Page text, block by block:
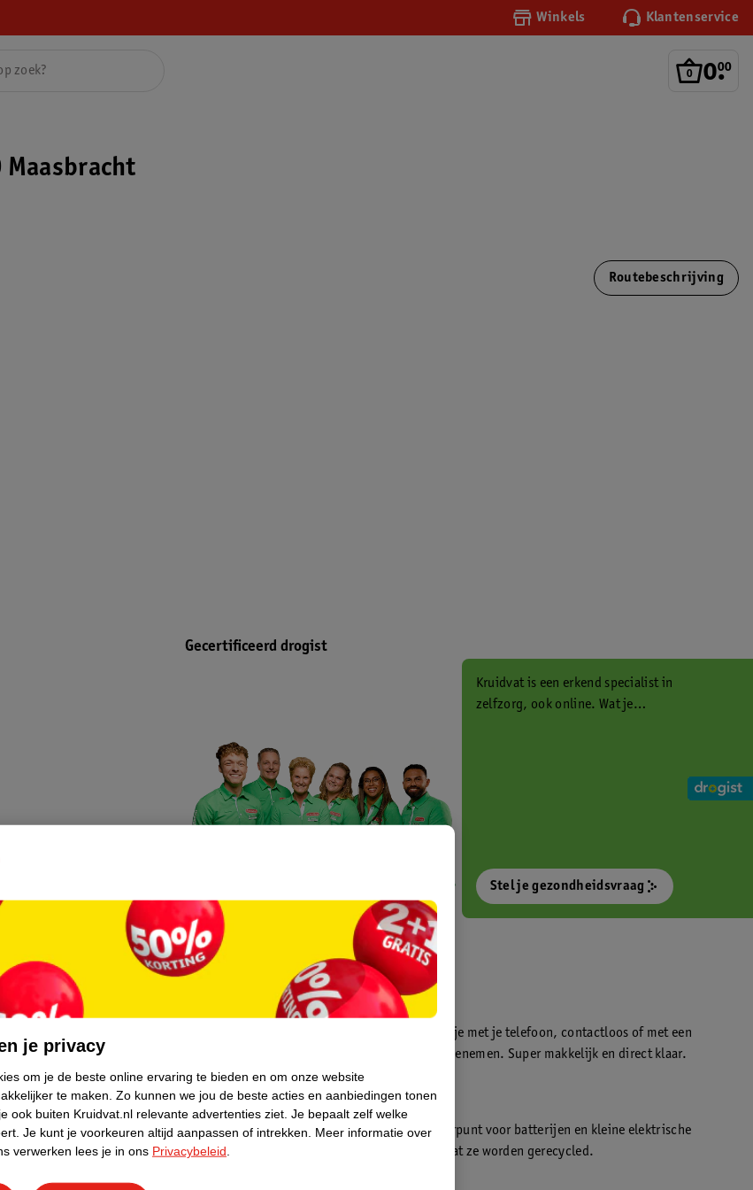
Winkels Klantenservice
0.
00
Maasbracht
Routebeschrijving
Gecertificeerd drogist
Kruidvat is een erkend specialist in
zelfzorg, ook online. Wat je
Stel je gezondheidsvraag
niet thuis te blijven
krijgt over
Kruidvat fotokiosk
In de winkel vind je een fotokiosk waarmee je met je telefoon, contactloos of met een
geheugenkaartje, jouw foto’s direct kan meenemen. Super makkelijk en direct klaar.
WeCycle inleverpunt
In deze Kruidvat vind je een WeCycle inleverpunt voor batterijen en kleine elektrische
apparaten. Deze kan je gratis inleveren zodat ze worden gerecycled.
je privacy
om je de beste online ervaring te bieden en om onze website
te maken. Zo kunnen we jou de beste acties en aanbiedingen tonen
ook buiten Kruidvat.nl relevante advertenties ziet. Je bepaalt zelf welke
Je kunt je voorkeuren altijd aanpassen of intrekken.
Meer informatie over
verwerken lees je in ons Privacybeleid